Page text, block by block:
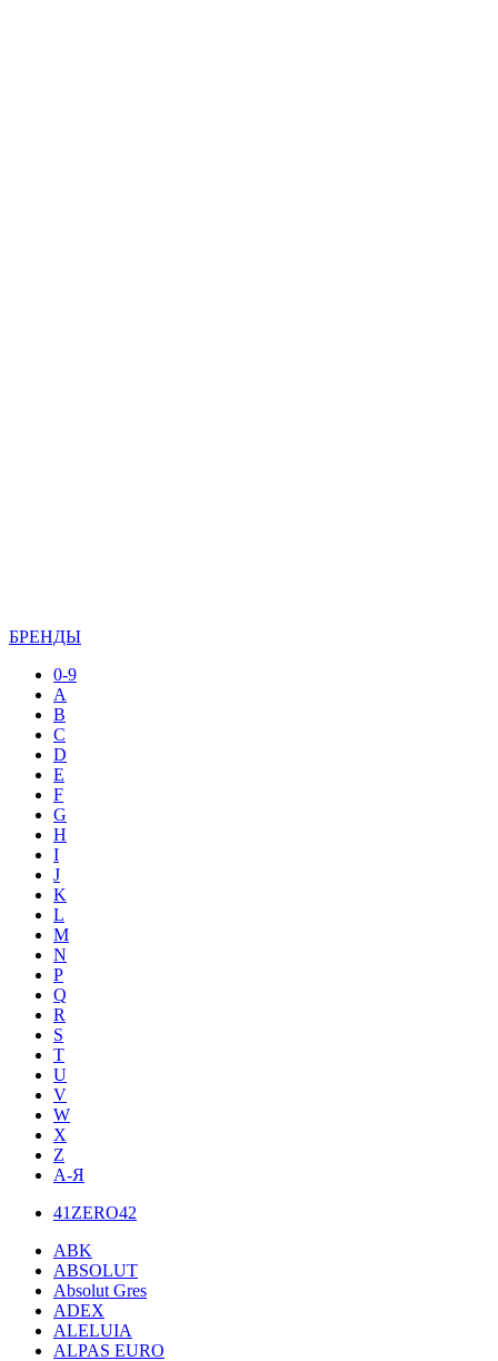
БРЕНДЫ
0-9
A
B
C
D
E
F
G
H
I
J
K
L
M
N
P
Q
R
S
T
U
V
W
X
Z
А-Я
41ZERO42
ABK
ABSOLUT
Absolut Gres
ADEX
ALELUIA
ALPAS EURO